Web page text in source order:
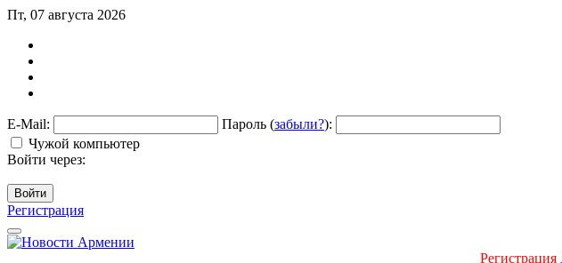
Пт, 07 августа 2026
E-Mail: Пароль (забыли?):
Чужой компьютер
Войти через:
Войти
Регистрация
Регистрация